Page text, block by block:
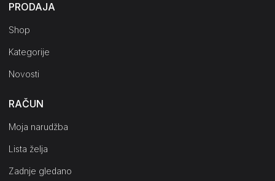
PRODAJA
Shop
Kategorije
Novosti
RAČUN
Moja narudžba
Lista želja
Zadnje gledano